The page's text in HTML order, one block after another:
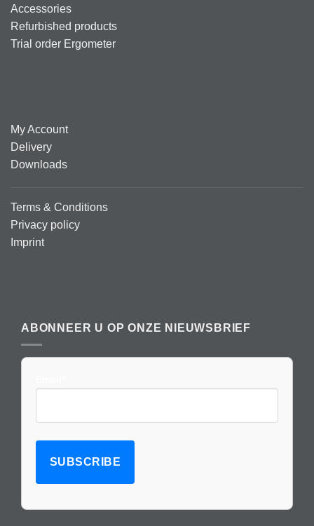
Accessories
Refurbished products
Trial order Ergometer
My Account
Delivery
Downloads
Terms & Conditions
Privacy policy
Imprint
ABONNEER U OP ONZE NIEUWSBRIEF